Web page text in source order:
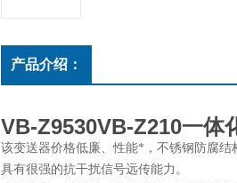
产品介绍：
VB-Z9530VB-Z210一体
该变送器价格低廉、性能*，不锈钢防腐结
具有很强的抗干扰信号远传能力。